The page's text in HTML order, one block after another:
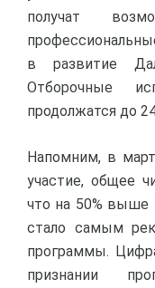
получат
в развитие
Отборочные
продолжатся до
Напомним, в
участие, общее
что на 50% выше
стало самым
программы.
признании